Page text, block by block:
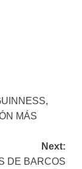
MÁS
Next:
DE BARCOS